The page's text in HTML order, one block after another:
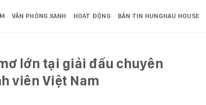
VĂN PHÒNG XANH HOẠT ĐỘNG BẢN TIN HUNGHAU HOUSE
lớn tại giải đấu chuyên
viên Việt Nam